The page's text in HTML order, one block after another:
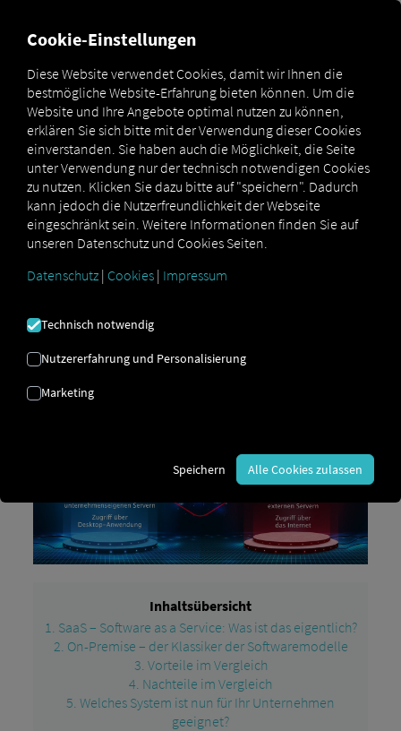
SOFTWARE | SAAS |
ON-PREMISE
On-Premise oder SaaS (Software as a
Service) - Was ist für Ihr Unternehmen
geeignet?
Blog
Unternehmen geeignet?
Inhaltsübersicht
1. SaaS – Software as a Service: Was ist das eigentlich?
2. On-Premise – der Klassiker der Softwaremodelle
3. Vorteile im Vergleich
4. Nachteile im Vergleich
5. Welches System ist nun für Ihr Unternehmen
geeignet?
Cookie-Einstellungen
Diese Website verwendet Cookies, damit wir Ihnen die
bestmögliche Website-Erfahrung bieten können. Um die
Website und Ihre Angebote optimal nutzen zu können,
erklären Sie sich bitte mit der Verwendung dieser Cookies
einverstanden. Sie haben auch die Möglichkeit, die Seite
unter Verwendung nur der technisch notwendigen Cookies
zu nutzen. Klicken Sie dazu bitte auf "speichern". Dadurch
kann jedoch die Nutzerfreundlichkeit der Webseite
eingeschränkt sein. Weitere Informationen finden Sie auf
unseren Datenschutz und Cookies Seiten.
Datenschutz | Cookies | Impressum
Technisch notwendig
Nutzererfahrung und Personalisierung
Marketing
Speichern Alle Cookies zulassen